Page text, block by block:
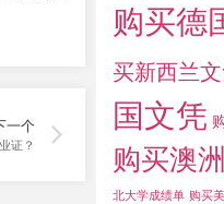
一个
证？
购买德
买新西兰
国文凭
购买澳
北大学成绩单 购买